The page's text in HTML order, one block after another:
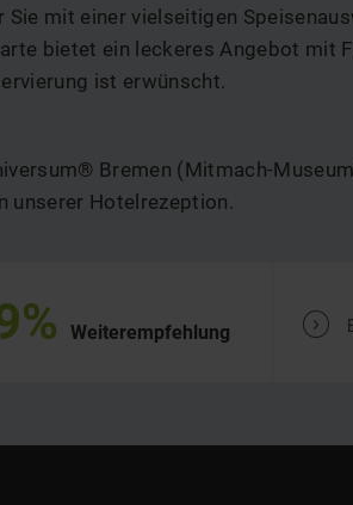
Sie mit einer vielseitigen
bietet ein leckeres Angebot mit
ist erwünscht.
Bremen (Mitmach-
unserer Hotelrezeption.
Weiterempfehlung V